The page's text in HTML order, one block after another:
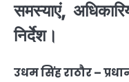
समस्याएं,
निर्देश।
उधम सिंह राठौर –